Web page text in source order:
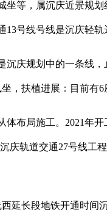
坐等，属沉庆近景规
13号线号线是沉庆轻
庆规划中的一条线，
，扶植进展：目前有
局施工。2021年开
庆轨道交通27号线工
长段地铁开通时间沉